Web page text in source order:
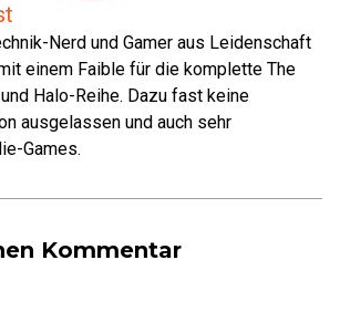
Nerd und Gamer aus Leidenschaft
einem Faible für die komplette The
Halo-Reihe. Dazu fast keine
ausgelassen und auch sehr
Games.
Kommentar